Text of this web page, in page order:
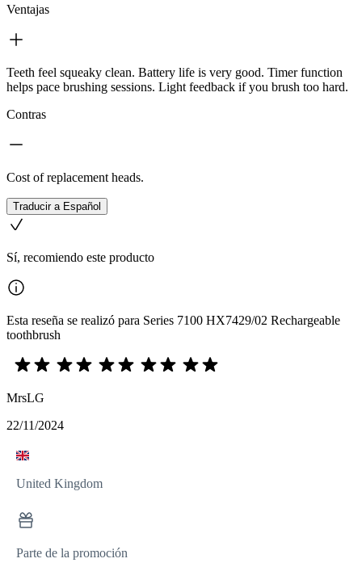
Ventajas
Teeth feel squeaky clean. Battery life is very good. Timer function
helps pace brushing sessions. Light feedback if you brush too hard.
Contras
Cost of replacement heads.
Traducir a Español
Sí, recomiendo este producto
Esta reseña se realizó para Series 7100 HX7429/02 Rechargeable
toothbrush
MrsLG
22/11/2024
United Kingdom
Parte de la promoción